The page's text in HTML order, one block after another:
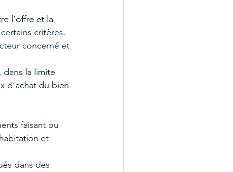
l’offre et la
critères.
concerné et
dans la limite
d’achat du bien
faisant ou
et
dans des